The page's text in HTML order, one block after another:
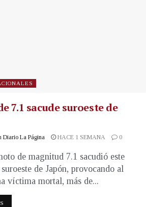
7.1 sacude suroeste de
Diario La Página HACE 1 SEMANA 0
de magnitud 7.1 sacudió este
de Japón, provocando al
víctima mortal, más de...